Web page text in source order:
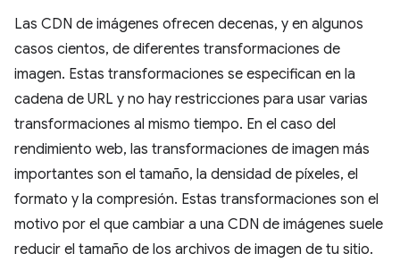
Las CDN de imágenes ofrecen decenas, y en algunos
casos cientos, de diferentes transformaciones de
imagen. Estas transformaciones se especifican en la
cadena de URL y no hay restricciones para usar varias
transformaciones al mismo tiempo. En el caso del
rendimiento web, las transformaciones de imagen más
importantes son el tamaño, la densidad de píxeles, el
formato y la compresión. Estas transformaciones son el
motivo por el que cambiar a una CDN de imágenes suele
reducir el tamaño de los archivos de imagen de tu sitio.